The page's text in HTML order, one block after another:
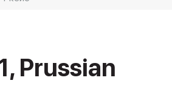
Prussian